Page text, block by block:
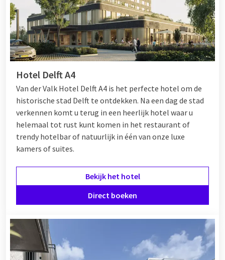
Hotel Delft A4
Van der Valk Hotel Delft A4 is het perfecte hotel om de
historische stad Delft te ontdekken. Na een dag de stad
verkennen komt u terug in een heerlijk hotel waar u
helemaal tot rust kunt komen in het restaurant of
trendy hotelbar of natuurlijk in één van onze luxe
kamers of suites.
Bekijk het hotel
Direct boeken